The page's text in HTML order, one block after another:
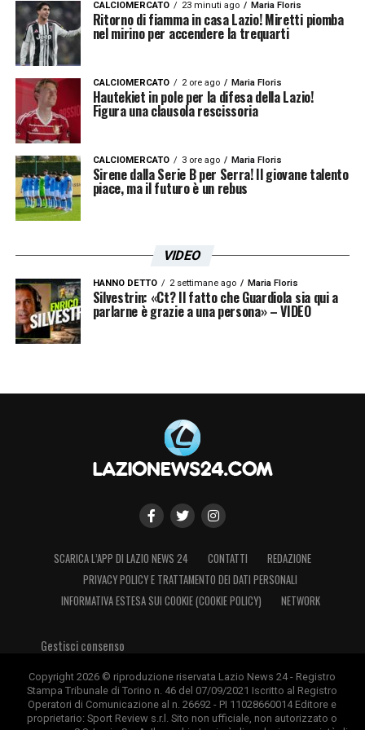
LA PLAYLIST DELLE NOSTRE TOP NEWS
CALCIOMERCATO 23 minuti ago Maria Floris
Ritorno di fiamma in casa Lazio! Miretti piomba
nel mirino per accendere la trequarti
CALCIOMERCATO 2 ore ago Maria Floris
Hautekiet in pole per la difesa della Lazio!
Figura una clausola rescissoria
CALCIOMERCATO 3 ore ago Maria Floris
Sirene dalla Serie B per Serra! Il giovane talento
piace, ma il futuro è un rebus
VIDEO
HANNO DETTO 2 settimane ago Maria Floris
Silvestrin: «Ct? Il fatto che Guardiola sia qui a
parlarne è grazie a una persona» – VIDEO
SCARICA L’APP DI LAZIO NEWS 24 CONTATTI
REDAZIONE
PRIVACY POLICY E TRATTAMENTO DEI DATI PERSONALI
INFORMATIVA ESTESA SUI COOKIE (COOKIE POLICY)
NETWORK
Gestisci consenso
Copyright 2026 © riproduzione riservata Lazio News 24 - Registro
Stampa Tribunale di Torino n. 46 del 07/09/2021 Iscritto al Registro
Operatori di Comunicazione al n. 26692 - PI 11028660014 Editore e
proprietario: Sport Review s.r.l. Sito non ufficiale, non autorizzato o